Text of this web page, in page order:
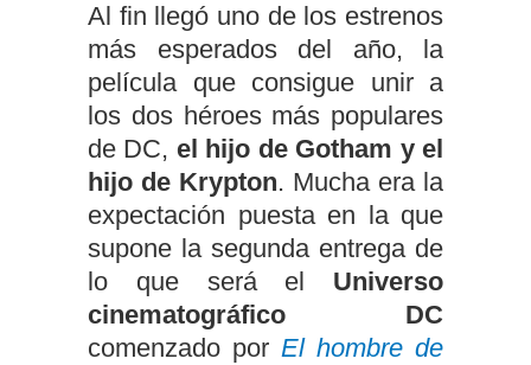
Al fin llegó uno de los estrenos
más esperados del año, la
película que consigue unir a
los dos héroes más populares
de DC, el hijo de Gotham y el
hijo de Krypton. Mucha era la
expectación puesta en la que
supone la segunda entrega de
lo que será el Universo
cinematográfico DC
comenzado por El hombre de